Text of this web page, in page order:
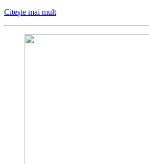
Citește mai mult